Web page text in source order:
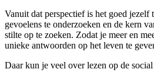
Vanuit dat perspectief is het goed jezelf
gevoelens te onderzoeken en de kern
stilte op te zoeken. Zodat je meer en
unieke antwoorden op het leven te
Daar kun je veel over lezen op de